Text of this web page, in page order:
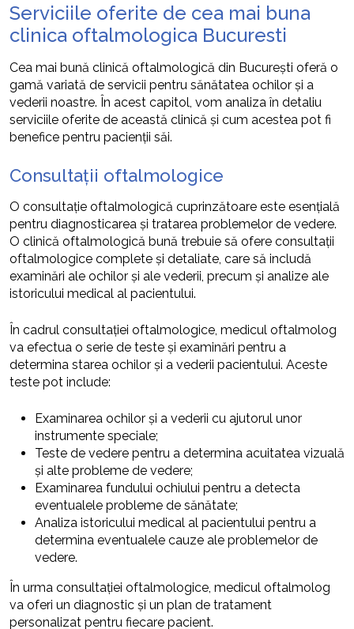
Serviciile oferite de cea mai buna
clinica oftalmologica Bucuresti
Cea mai bună clinică oftalmologică din București oferă o
gamă variată de servicii pentru sănătatea ochilor și a
vederii noastre. În acest capitol, vom analiza în detaliu
serviciile oferite de această clinică și cum acestea pot fi
benefice pentru pacienții săi.
Consultații oftalmologice
O consultație oftalmologică cuprinzătoare este esențială
pentru diagnosticarea și tratarea problemelor de vedere.
O clinică oftalmologică bună trebuie să ofere consultații
oftalmologice complete și detaliate, care să includă
examinări ale ochilor și ale vederii, precum și analize ale
istoricului medical al pacientului.
În cadrul consultației oftalmologice, medicul oftalmolog
va efectua o serie de teste și examinări pentru a
determina starea ochilor și a vederii pacientului. Aceste
teste pot include:
Examinarea ochilor și a vederii cu ajutorul unor
instrumente speciale;
Teste de vedere pentru a determina acuitatea vizuală
și alte probleme de vedere;
Examinarea fundului ochiului pentru a detecta
eventualele probleme de sănătate;
Analiza istoricului medical al pacientului pentru a
determina eventualele cauze ale problemelor de
vedere.
În urma consultației oftalmologice, medicul oftalmolog
va oferi un diagnostic și un plan de tratament
personalizat pentru fiecare pacient.